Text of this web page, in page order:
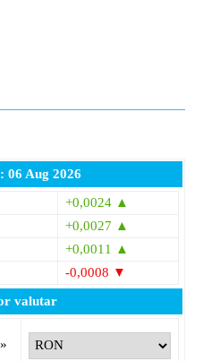
06 Aug 2026
+0,0024 ▲
+0,0027 ▲
+0,0011 ▲
-0,0008 ▼
valutar
»